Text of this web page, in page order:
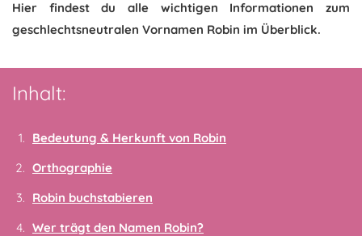
Hier findest du alle wichtigen Informationen zum
geschlechtsneutralen Vornamen Robin im Überblick.
Inhalt:
Bedeutung & Herkunft von Robin
Orthographie
Robin buchstabieren
Wer trägt den Namen Robin?